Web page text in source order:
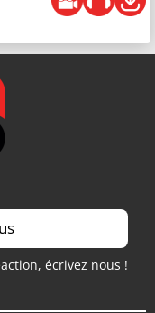
écrivez nous !